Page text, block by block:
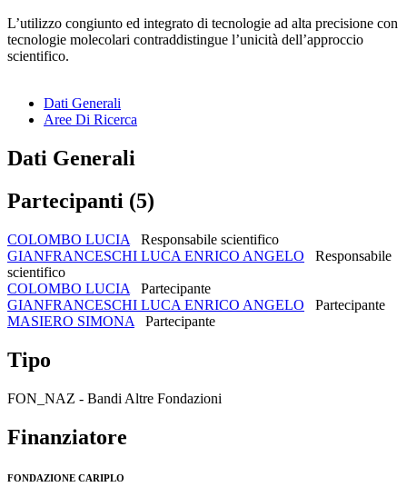
L’utilizzo congiunto ed integrato di tecnologie ad alta precisione con
tecnologie molecolari contraddistingue l’unicità dell’approccio
scientifico.
Dati Generali
Aree Di Ricerca
Dati Generali
Partecipanti (5)
COLOMBO LUCIA
Responsabile scientifico
GIANFRANCESCHI LUCA ENRICO ANGELO
Responsabile
scientifico
COLOMBO LUCIA
Partecipante
GIANFRANCESCHI LUCA ENRICO ANGELO
Partecipante
MASIERO SIMONA
Partecipante
Tipo
FON_NAZ - Bandi Altre Fondazioni
Finanziatore
FONDAZIONE CARIPLO